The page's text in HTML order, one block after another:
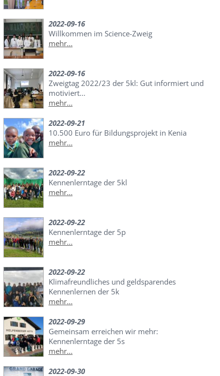
2022-09-16
Willkommen im Science-Zweig
mehr...
2022-09-16
Zweigtag 2022/23 der 5kl: Gut informiert und
motiviert...
mehr...
2022-09-21
10.500 Euro für Bildungsprojekt in Kenia
mehr...
2022-09-22
Kennenlerntage der 5kl
mehr...
2022-09-22
Kennenlerntage der 5p
mehr...
2022-09-22
Klimafreundliches und geldsparendes
Kennenlernen der 5k
mehr...
2022-09-29
Gemeinsam erreichen wir mehr:
Kennenlerntage der 5s
mehr...
2022-09-30